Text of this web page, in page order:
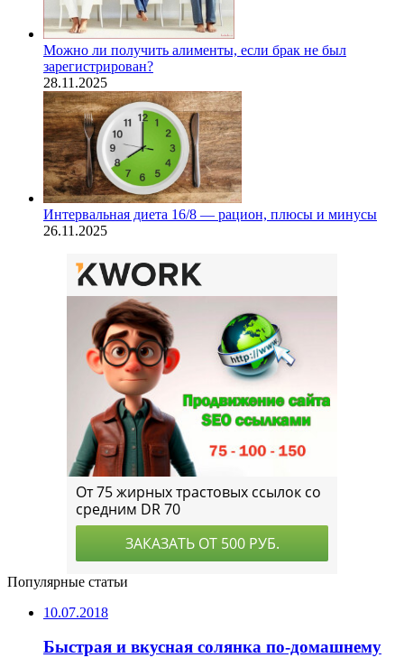
Можно ли получить алименты, если брак не был
зарегистрирован?
28.11.2025
Интервальная диета 16/8 — рацион, плюсы и минусы
26.11.2025
Популярные статьи
10.07.2018
Быстрая и вкусная солянка по-домашнему